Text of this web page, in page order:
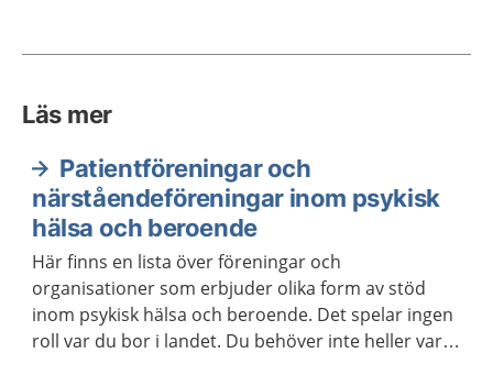
Läs mer
Patientföreningar och
närståendeföreningar inom psykisk
hälsa och beroende
Här finns en lista över föreningar och
organisationer som erbjuder olika form av stöd
inom psykisk hälsa och beroende. Det spelar ingen
roll var du bor i landet. Du behöver inte heller vara